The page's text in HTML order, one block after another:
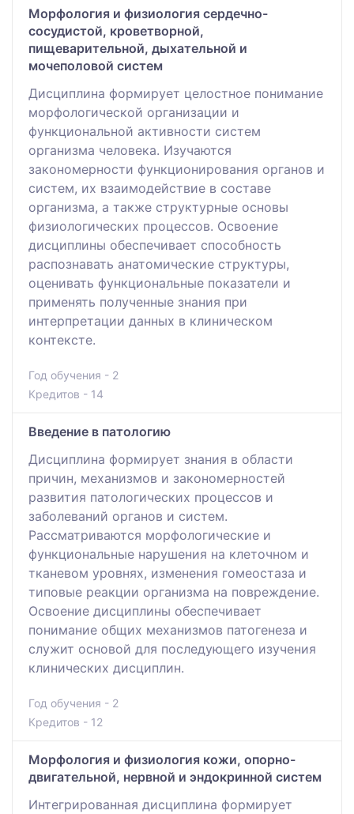
Морфология и физиология сердечно-
сосудистой, кроветворной,
пищеварительной, дыхательной и
мочеполовой систем
Дисциплина формирует целостное понимание
морфологической организации и
функциональной активности систем
организма человека. Изучаются
закономерности функционирования органов и
систем, их взаимодействие в составе
организма, а также структурные основы
физиологических процессов. Освоение
дисциплины обеспечивает способность
распознавать анатомические структуры,
оценивать функциональные показатели и
применять полученные знания при
интерпретации данных в клиническом
контексте.
Год обучения - 2
Кредитов - 14
Введение в патологию
Дисциплина формирует знания в области
причин, механизмов и закономерностей
развития патологических процессов и
заболеваний органов и систем.
Рассматриваются морфологические и
функциональные нарушения на клеточном и
тканевом уровнях, изменения гомеостаза и
типовые реакции организма на повреждение.
Освоение дисциплины обеспечивает
понимание общих механизмов патогенеза и
служит основой для последующего изучения
клинических дисциплин.
Год обучения - 2
Кредитов - 12
Морфология и физиология кожи, опорно-
двигательной, нервной и эндокринной систем
Интегрированная дисциплина формирует